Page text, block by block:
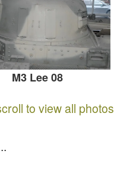
M3 Lee 08
to view all photos